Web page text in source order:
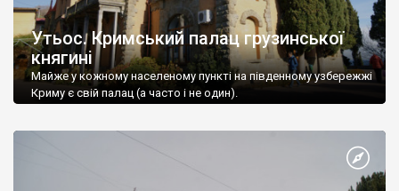
Утьос. Кримський палац грузинської
княгині
Майже у кожному населеному пункті на південному узбережжі
Криму є свій палац (а часто і не один).